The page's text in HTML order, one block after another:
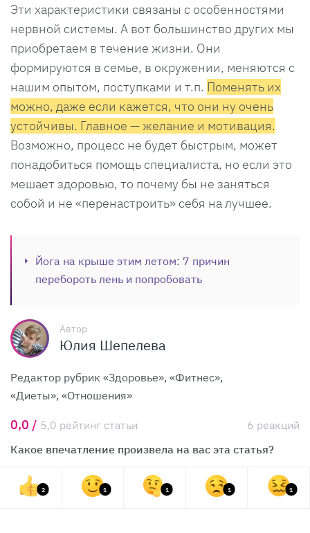
Эти характеристики связаны с особенностями
нервной системы. А вот большинство других мы
приобретаем в течение жизни. Они
формируются в семье, в окружении, меняются с
нашим опытом, поступками и т.п. Поменять их
можно, даже если кажется, что они ну очень
устойчивы. Главное — желание и мотивация.
Возможно, процесс не будет быстрым, может
понадобиться помощь специалиста, но если это
мешает здоровью, то почему бы не заняться
собой и не «перенастроить» себя на лучшее.
Йога на крыше этим летом: 7 причин
перебороть лень и попробовать
Автор
Юлия Шепелева
Редактор рубрик «Здоровье», «Фитнес»,
«Диеты», «Отношения»
0,0 / 5,0 рейтинг статьи
6 реакций
Какое впечатление произвела на вас эта статья?
2 1 1 1 1